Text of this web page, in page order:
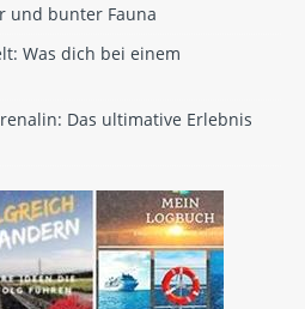
und bunter Fauna
Was dich bei einem
Das ultimative Erlebnis